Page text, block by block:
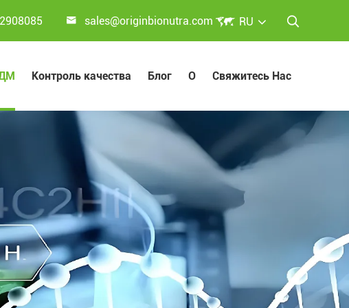

 RU
 sales@originbionutra.com
Контроль качества Блог О Свяжитесь Нас